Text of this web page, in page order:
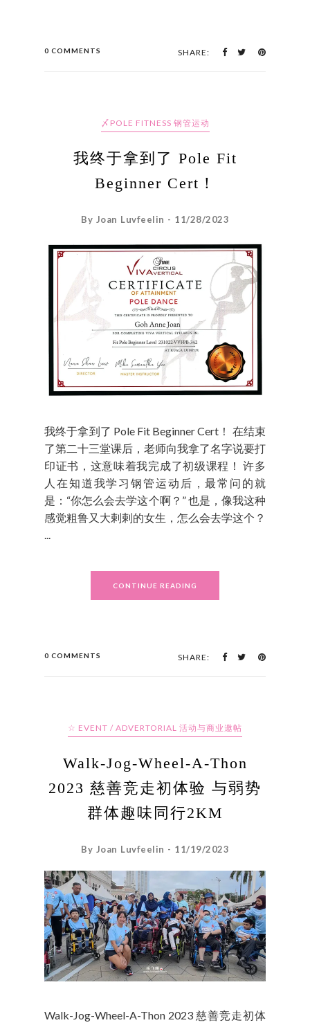
0 COMMENTS SHARE:
〆POLE FITNESS 钢管运动
我终于拿到了 Pole Fit
Beginner Cert！
By Joan Luvfeelin - 11/28/2023
我终于拿到了 Pole Fit Beginner Cert！ 在结束
了第二十三堂课后，老师向我拿了名字说要打
印证书，这意味着我完成了初级课程！ 许多
人在知道我学习钢管运动后，最常问的就
是：“你怎么会去学这个啊？” 也是，像我这种
感觉粗鲁又大剌剌的女生，怎么会去学这个？
...
CONTINUE READING
0 COMMENTS SHARE:
☆ EVENT / ADVERTORIAL 活动与商业邀帖
Walk-Jog-Wheel-A-Thon
2023 慈善竞走初体验 与弱势
群体趣味同行2KM
By Joan Luvfeelin - 11/19/2023
Walk-Jog-Wheel-A-Thon 2023 慈善竞走初体